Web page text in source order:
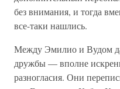
без внимания, и тогда
все-таки нашлись.
Между Эмилио и Вудом
дружбы — вполне
разногласия. Они